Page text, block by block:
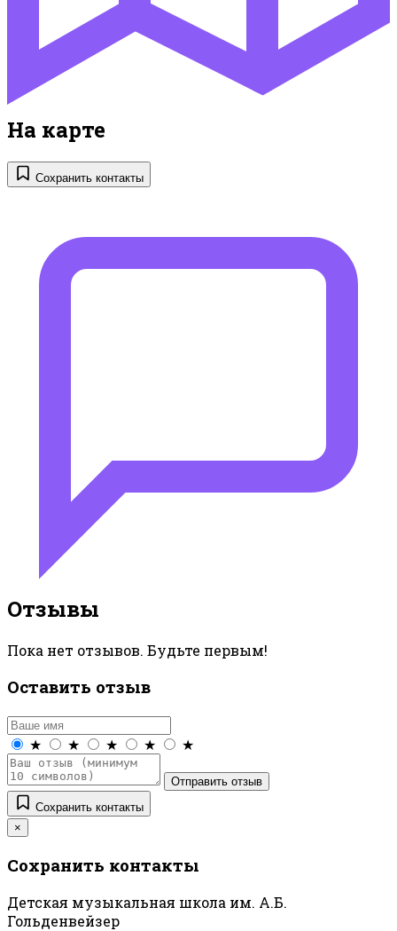
На карте
Сохранить контакты
Отзывы
Пока нет отзывов. Будьте первым!
Оставить отзыв
★ ★ ★ ★ ★
Отправить отзыв
Сохранить контакты
×
Сохранить контакты
Детская музыкальная школа им. А.Б.
Гольденвейзер